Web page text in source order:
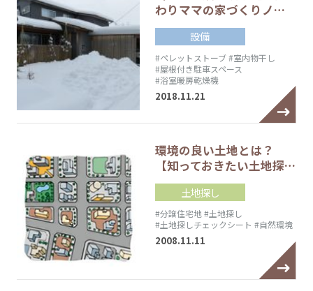
わりママの家づくりノ…
設備
#ペレットストーブ#室内物干し
#屋根付き駐車スペース
#浴室暖房乾燥機
2018.11.21
環境の良い土地とは？
【知っておきたい土地探…
土地探し
#分譲住宅地#土地探し
#土地探しチェックシート #自然環境
2008.11.11